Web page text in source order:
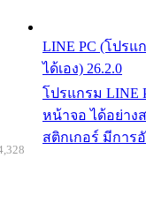
LINE PC (โปร
ได้เอง) 26.2.0
โปรแกรม LINE
หน้าจอ ได้อย่าง
สติกเกอร์ มีการ